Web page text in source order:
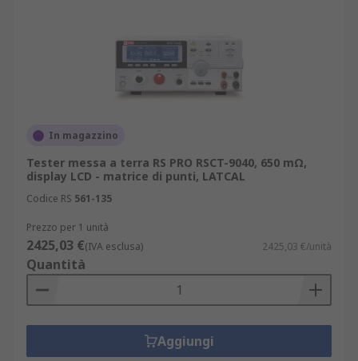
In magazzino
Tester messa a terra RS PRO RSCT-9040, 650 mΩ,
display LCD - matrice di punti, LATCAL
Codice RS 561-135
Prezzo per 1 unità
2425,03 €(IVA esclusa) 2425,03 €/unità
Quantità
Aggiungi